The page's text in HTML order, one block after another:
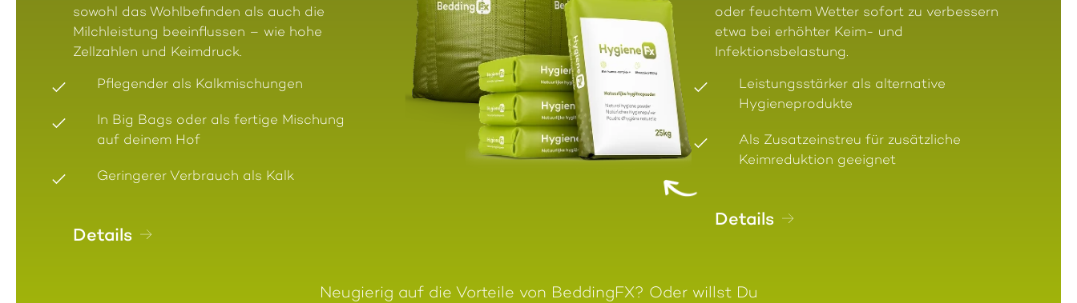
sowohl das Wohlbefinden als auch die
Milchleistung beeinflussen – wie hohe
Zellzahlen und Keimdruck.
Pflegender als Kalkmischungen
In Big Bags oder als fertige Mischung
auf deinem Hof
Geringerer Verbrauch als Kalk
Details
oder feuchtem Wetter sofort zu verbessern
etwa bei erhöhter Keim- und
Infektionsbelastung.
Leistungsstärker als alternative
Hygieneprodukte
Als Zusatzeinstreu für zusätzliche
Keimreduktion geeignet
Details
Neugierig auf die Vorteile von BeddingFX? Oder willst Du